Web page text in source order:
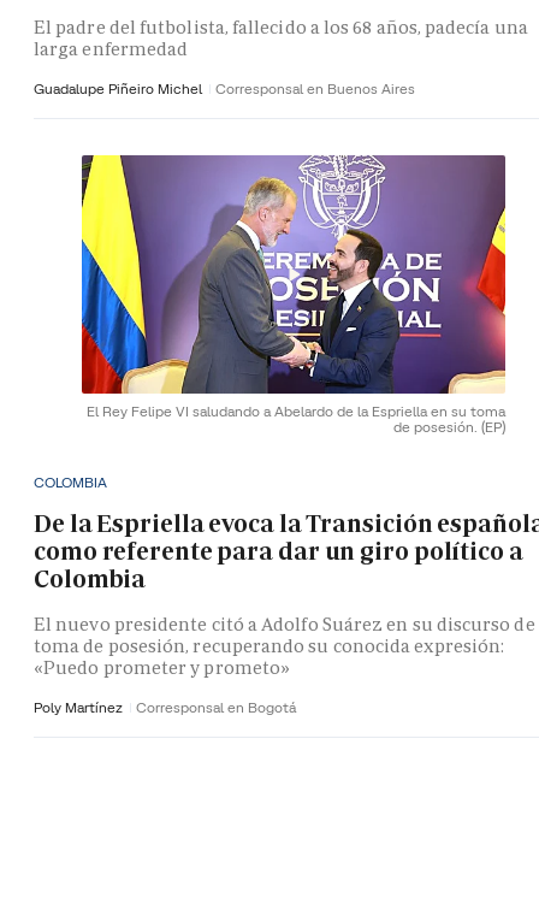
El padre del futbolista, fallecido a los 68 años, padecía una
larga enfermedad
Guadalupe Piñeiro Michel Corresponsal en Buenos Aires
El Rey Felipe VI saludando a Abelardo de la Espriella en su toma
de posesión. (EP)
COLOMBIA
De la Espriella evoca la Transición
como referente para dar un giro político a
Colombia
El nuevo presidente citó a Adolfo Suárez en su discurso de
toma de posesión, recuperando su conocida expresión:
«Puedo prometer y prometo»
Poly Martínez Corresponsal en Bogotá